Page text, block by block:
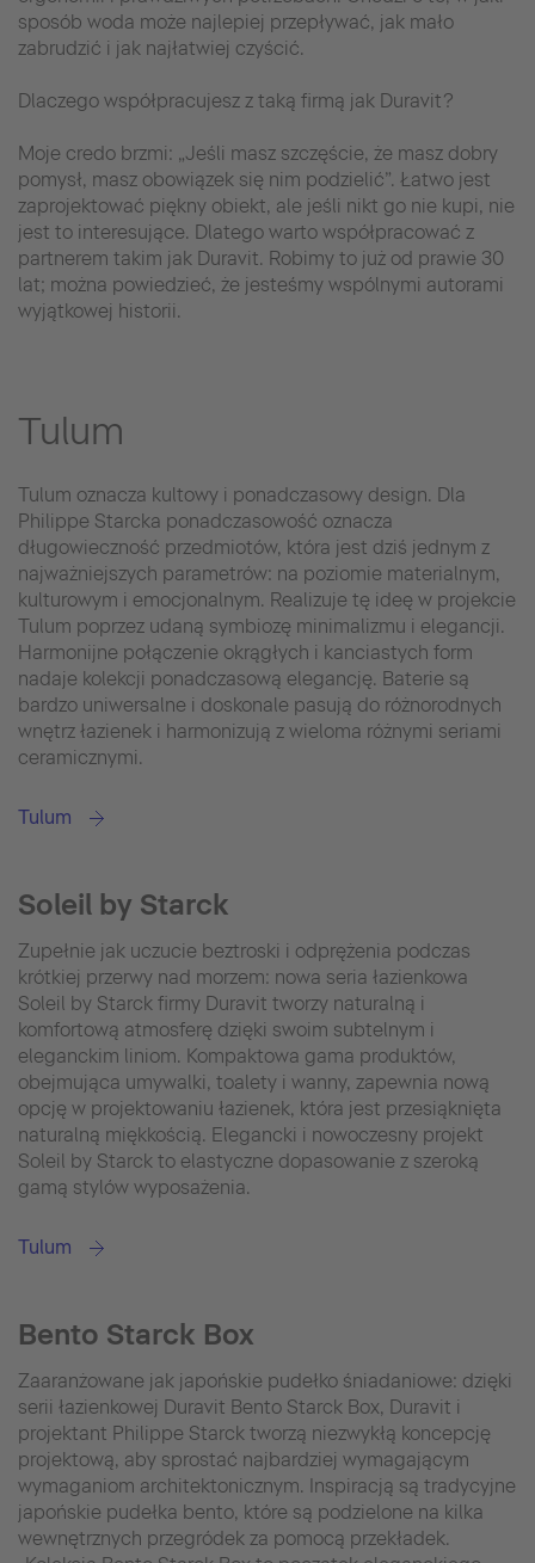
sposób woda może najlepiej przepływać, jak mało
zabrudzić i jak najłatwiej czyścić.
Dlaczego współpracujesz z taką firmą jak Duravit?
Moje credo brzmi: „Jeśli masz szczęście, że masz dobry
pomysł, masz obowiązek się nim podzielić”. Łatwo jest
zaprojektować piękny obiekt, ale jeśli nikt go nie kupi, nie
jest to interesujące. Dlatego warto współpracować z
partnerem takim jak Duravit. Robimy to już od prawie 30
lat; można powiedzieć, że jesteśmy wspólnymi autorami
wyjątkowej historii.
Tulum
Tulum oznacza kultowy i ponadczasowy design. Dla
Philippe Starcka ponadczasowość oznacza
długowieczność przedmiotów, która jest dziś jednym z
najważniejszych parametrów: na poziomie materialnym,
kulturowym i emocjonalnym. Realizuje tę ideę w projekcie
Tulum poprzez udaną symbiozę minimalizmu i elegancji.
Harmonijne połączenie okrągłych i kanciastych form
nadaje kolekcji ponadczasową elegancję. Baterie są
bardzo uniwersalne i doskonale pasują do różnorodnych
wnętrz łazienek i harmonizują z wieloma różnymi seriami
ceramicznymi.
Tulum
Soleil by Starck
Zupełnie jak uczucie beztroski i odprężenia podczas
krótkiej przerwy nad morzem: nowa seria łazienkowa
Soleil by Starck firmy Duravit tworzy naturalną i
komfortową atmosferę dzięki swoim subtelnym i
eleganckim liniom. Kompaktowa gama produktów,
obejmująca umywalki, toalety i wanny, zapewnia nową
opcję w projektowaniu łazienek, która jest przesiąknięta
naturalną miękkością. Elegancki i nowoczesny projekt
Soleil by Starck to elastyczne dopasowanie z szeroką
gamą stylów wyposażenia.
Tulum
Bento Starck Box
Zaaranżowane jak japońskie pudełko śniadaniowe: dzięki
serii łazienkowej Duravit Bento Starck Box, Duravit i
projektant Philippe Starck tworzą niezwykłą koncepcję
projektową, aby sprostać najbardziej wymagającym
wymaganiom architektonicznym. Inspiracją są tradycyjne
japońskie pudełka bento, które są podzielone na kilka
wewnętrznych przegródek za pomocą przekładek.